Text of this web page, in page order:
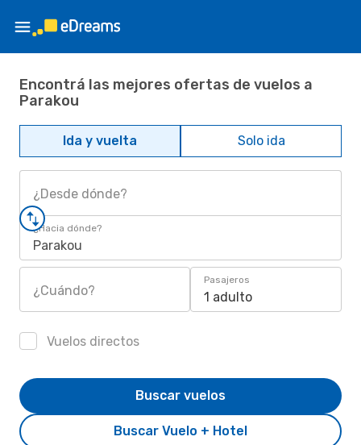
Encontrá las mejores ofertas de vuelos a
Parakou
Ida y vuelta Solo ida
¿Desde dónde?
¿Hacia dónde?
Parakou
¿Cuándo?
Pasajeros
1 adulto
Vuelos directos
Buscar Vuelo + Hotel
Buscar vuelos